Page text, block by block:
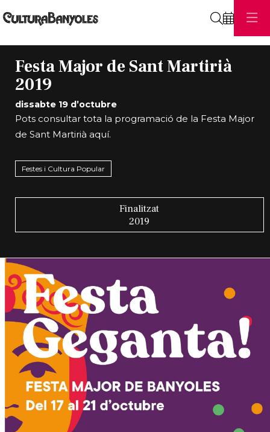
Festa Major de Sant Martirià
2019
dissabte 19 d’octubre
Pots consultar tota la programació de la Festa Major
de Sant Martirià aquí.
Festes i Cultura Popular
Finalitzat
2019